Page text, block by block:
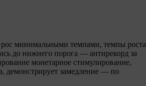
минимальными темпами, темпы роста
до нижнего порога — антирекорд за
монетарное стимулирование,
демонстрирует замедление — по